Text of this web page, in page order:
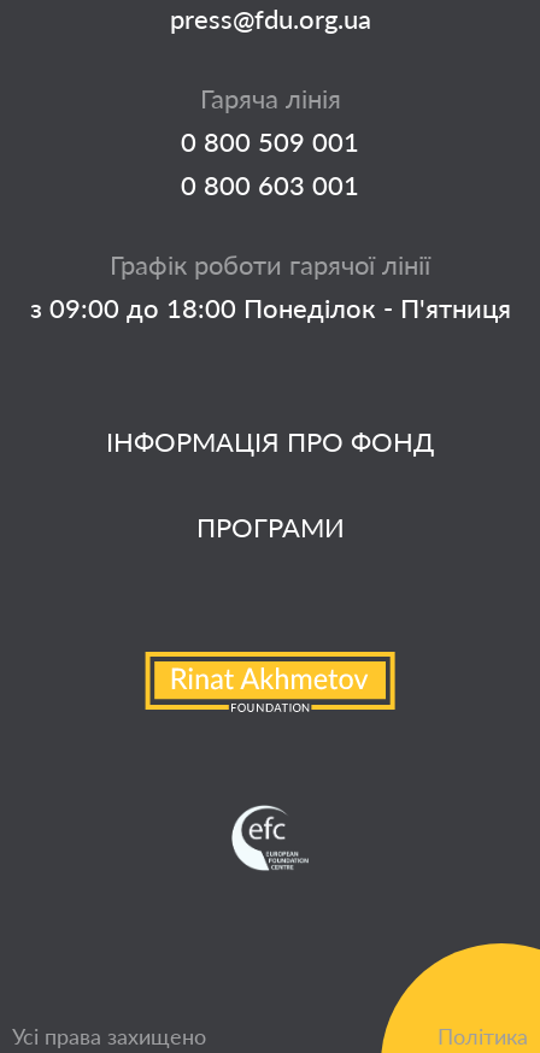
ІНФОРМАЦІЯ ПРО ФОНД
ПРОГРАМИ
press@fdu.org.ua
Гаряча лінія
0 800 509 001
0 800 603 001
Графік роботи гарячої лінії
з 09:00 до 18:00 Понеділок - П'ятниця
Усі права захищено
Політика